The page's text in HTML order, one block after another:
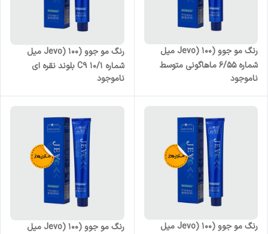
رنگ مو جوو (Jevo) 100 میل
شماره 6/55 ماهاگونی متوسط
ناموجود
رنگ مو جوو (Jevo) 100 میل
شماره C9 10/1 بلوند نقره ای
ناموجود
رنگ مو جوو (Jevo) 100 میل
رنگ مو جوو (Jevo) 100 میل